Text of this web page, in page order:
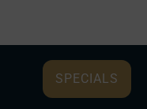
SPECIALS